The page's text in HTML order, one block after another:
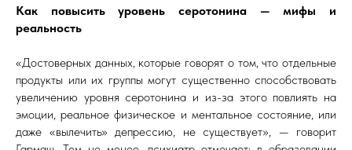
Как повысить уровень серотонина — мифы и
реальность
«Достоверных данных, которые говорят о том, что отдельные
продукты или их группы могут существенно способствовать
увеличению уровня серотонина и из-за этого повлиять на
эмоции, реальное физическое и ментальное состояние, или
даже «вылечить» депрессию, не существует», — говорит